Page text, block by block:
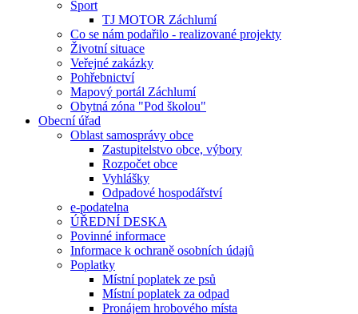
Sport
TJ MOTOR Záchlumí
Co se nám podařilo - realizované projekty
Životní situace
Veřejné zakázky
Pohřebnictví
Mapový portál Záchlumí
Obytná zóna "Pod školou"
Obecní úřad
Oblast samosprávy obce
Zastupitelstvo obce, výbory
Rozpočet obce
Vyhlášky
Odpadové hospodářství
e-podatelna
ÚŘEDNÍ DESKA
Povinné informace
Informace k ochraně osobních údajů
Poplatky
Místní poplatek ze psů
Místní poplatek za odpad
Pronájem hrobového místa